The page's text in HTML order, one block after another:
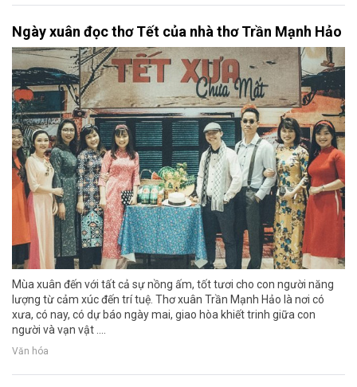
Ngày xuân đọc thơ Tết của nhà thơ Trần Mạnh Hảo
Mùa xuân đến với tất cả sự nồng ấm, tốt tươi cho con người năng
lượng từ cảm xúc đến trí tuệ. Thơ xuân Trần Mạnh Hảo là nơi có
xưa, có nay, có dự báo ngày mai, giao hòa khiết trinh giữa con
người và vạn vật ....
Văn hóa